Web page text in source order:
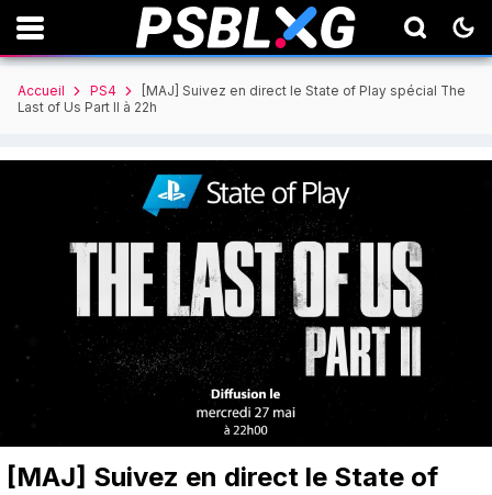
Accueil PS4
[MAJ] Suivez en direct le State of Play spécial The
Last of Us Part II à 22h
[MAJ] Suivez en direct le State of